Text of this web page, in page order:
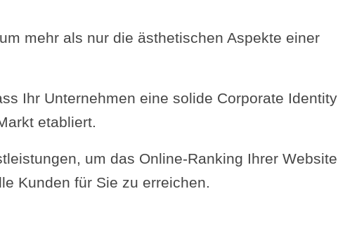
mehr als nur die ästhetischen Aspekte einer
Ihr Unternehmen eine solide Corporate Identity
etabliert.
um das Online-Ranking Ihrer Website
Kunden für Sie zu erreichen.